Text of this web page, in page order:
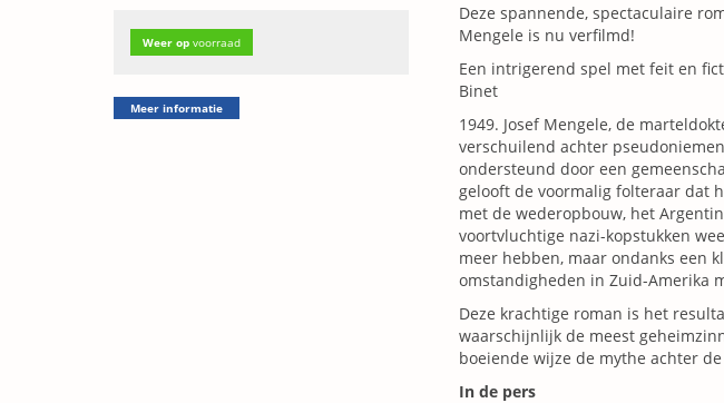
Weer op voorraad
Meer informatie
Deze spannende, spectaculaire
Mengele is nu verfilmd!
Een intrigerend spel met feit en
Binet
1949. Josef Mengele, de
verschuilend achter
ondersteund door een
gelooft de voormalig folteraar dat
met de wederopbouw, het
voortvluchtige nazi-kopstukken
meer hebben, maar ondanks een
omstandigheden in Zuid-Amerika
Deze krachtige roman is het
waarschijnlijk de meest
boeiende wijze de mythe achter de
In de pers